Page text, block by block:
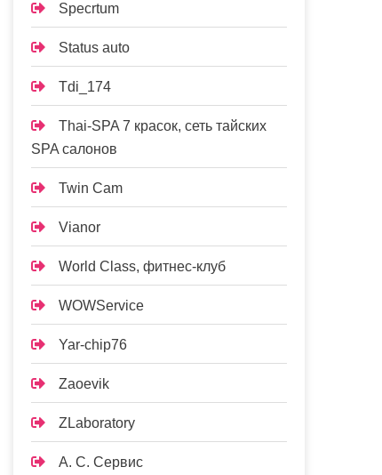
Specrtum
Status auto
Tdi_174
Thai-SPA 7 красок, сеть тайских
SPA салонов
Twin Cam
Vianor
World Class, фитнес-клуб
WOWService
Yar-chip76
Zaoevik
ZLaboratory
А. С. Сервис